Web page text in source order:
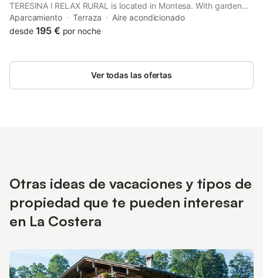
TERESINA l RELAX RURAL is located in Montesa. With garden
views, this accommodation provides a patio. The holiday home
has facilities for disabled guests.
Aparcamiento Terraza
Aire acondicionado
desde 195 € por noche
Ver todas las ofertas
Otras ideas de vacaciones y tipos de
propiedad que te pueden interesar
en La Costera